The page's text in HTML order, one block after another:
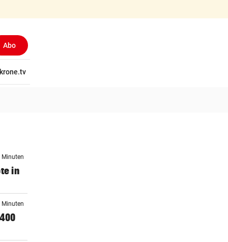
Abo
krone.tv
Minuten
in
Minuten